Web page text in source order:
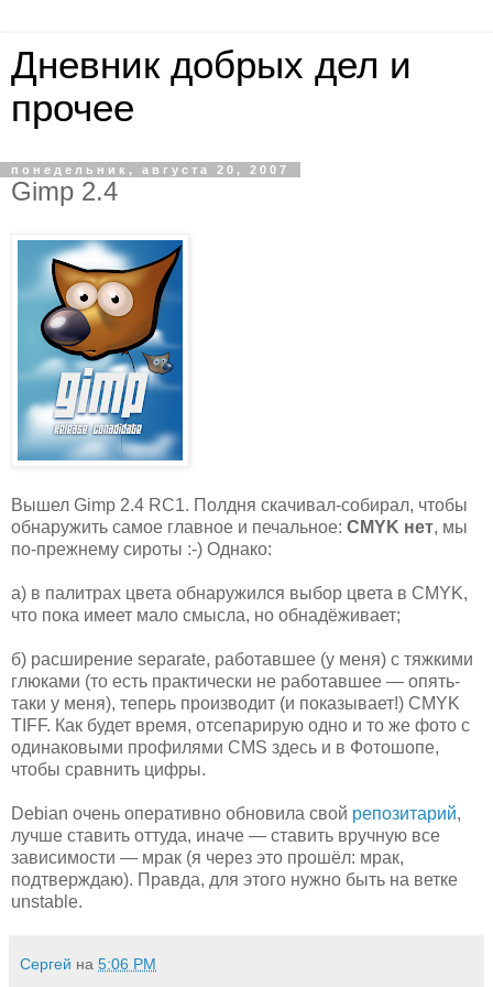
Дневник добрых дел и
прочее
понедельник, августа 20, 2007
Gimp 2.4
Вышел Gimp 2.4 RC1. Полдня скачивал-собирал, чтобы
обнаружить самое главное и печальное: CMYK нет, мы
по-прежнему сироты :-) Однако:
а) в палитрах цвета обнаружился выбор цвета в CMYK,
что пока имеет мало смысла, но обнадёживает;
б) расширение separate, работавшее (у меня) с тяжкими
глюками (то есть практически не работавшее — опять-
таки у меня), теперь производит (и показывает!) CMYK
TIFF. Как будет время, отсепарирую одно и то же фото с
одинаковыми профилями CMS здесь и в Фотошопе,
чтобы сравнить цифры.
Debian очень оперативно обновила свой репозитарий,
лучше ставить оттуда, иначе — ставить вручную все
зависимости — мрак (я через это прошёл: мрак,
подтверждаю). Правда, для этого нужно быть на ветке
unstable.
Сергей на 5:06 PM